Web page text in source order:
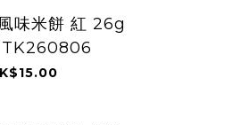
味米餅 紅 26g